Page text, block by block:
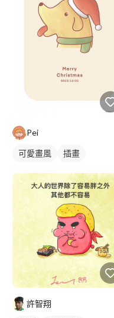
Pei
可愛畫風 插畫
許智翔